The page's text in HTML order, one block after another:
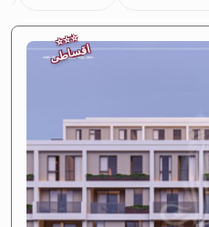
⭐
⭐
⭐
اقساطی